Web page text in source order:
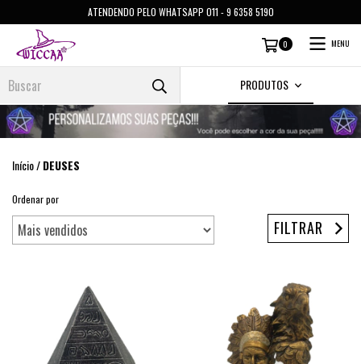
ATENDENDO PELO WHATSAPP 011 - 9 6358 5190
0 MENU
PRODUTOS
Início/DEUSES
Ordenar por
FILTRAR